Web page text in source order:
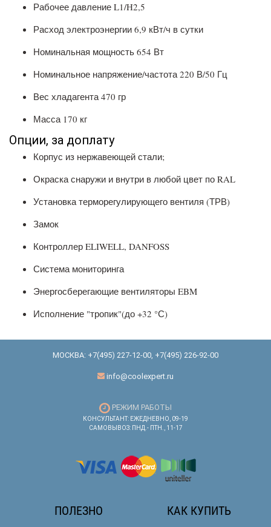
Рабочее давление L1/H2,5
Расход электроэнергии 6,9 кВт/ч в сутки
Номинальная мощность 654 Вт
Номинальное напряжение/частота 220 В/50 Гц
Вес хладагента 470 гр
Масса 170 кг
Опции, за доплату
Корпус из нержавеющей стали;
Окраска снаружи и внутри в любой цвет по RAL
Установка терморегулирующего вентиля (ТРВ)
Замок
Контроллер ELIWELL, DANFOSS
Система мониторинга
Энергосберегающие вентиляторы EBM
Исполнение "тропик"(до +32 °С)
МОСКВА: +7(495) 227-12-00, +7(495) 226-92-00
info@coolexpert.ru
РЕЖИМ РАБОТЫ
КОНСУЛЬТАНТ: ЕЖЕДНЕВНО, 09-19
САМОВЫВОЗ: ПНД.- ПТН., 11-17
ПОЛЕЗНО КАК КУПИТЬ